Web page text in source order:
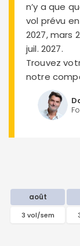
n’y a que
vol prévu en
2027, mars
juil. 2027.
Trouvez
notre
août
3 vol/sem